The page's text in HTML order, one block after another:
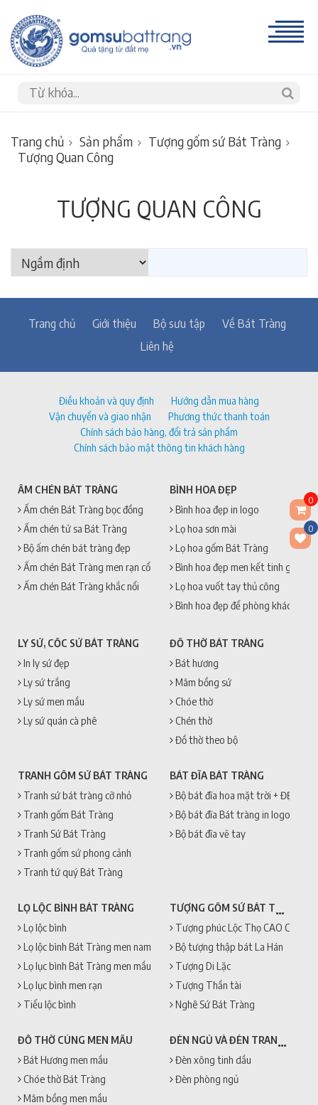
0
0
Trang chủ Sản phẩm
Tượng gốm sứ Bát Tràng
Tượng Quan Công
TƯỢNG QUAN CÔNG
Trang chủ Giới thiệu Bộ sưu tập
Về Bát Tràng
Liên hệ
Điều khoản và quy định
Hướng dẫn mua hàng
Vận chuyển và giao nhận
Phương thức thanh toán
Chính sách bảo hàng, đổi trả sản phẩm
Chính sách bảo mật thông tin khách hàng
ẤM CHÉN BÁT TRÀNG
Ấm chén Bát Tràng bọc đồng
Ấm chén tử sa Bát Tràng
Bộ ấm chén bát tràng đẹp
Ấm chén Bát Tràng men rạn cổ
Ấm chén Bát Tràng khắc nổi
BÌNH HOA ĐẸP
Bình hoa đẹp in logo
Lọ hoa sơn mài
Lọ hoa gốm Bát Tràng
Bình hoa đẹp men kết tinh gốm
Lọ hoa vuốt tay thủ công
Bình hoa đẹp để phòng khách
LY SỨ, CỐC SỨ BÁT TRÀNG
In ly sứ đẹp
Ly sứ trắng
Ly sứ men mầu
Ly sứ quán cà phê
ĐỒ THỜ BÁT TRÀNG
Bát hương
Mâm bồng sứ
Chóe thờ
Chén thờ
Đồ thờ theo bộ
TRANH GỐM SỨ BÁT TRÀNG
Tranh sứ bát tràng cỡ nhỏ
Tranh gốm Bát Tràng
Tranh Sứ Bát Tràng
Tranh gốm sứ phong cảnh
Tranh tứ quý Bát Tràng
BÁT ĐĨA BÁT TRÀNG
Bộ bát đĩa hoa mặt trời + ĐẸP +
Bộ bát đĩa Bát tràng in logo
Bộ bát đĩa vẽ tay
LỌ LỘC BÌNH BÁT TRÀNG
Lọ lộc bình
Lọ lộc bình Bát Tràng men nam
Lọ lục bình Bát Tràng men mầu
Lọ lục bình men rạn
Tiểu lộc bình
TƯỢNG GỐM SỨ BÁT TRÀNG
Tượng phúc Lộc Thọ CAO CẤP +
Bộ tượng thập bát La Hán
Tượng Di Lặc
Tượng Thần tài
Nghê Sứ Bát Tràng
ĐỒ THỜ CÚNG MEN MẦU
Bát Hương men mầu
Chóe thờ Bát Tràng
Mâm bồng men mầu
ĐÈN NGỦ VÀ ĐÈN TRANG TRÍ
Đèn xông tinh dầu
Đèn phòng ngủ